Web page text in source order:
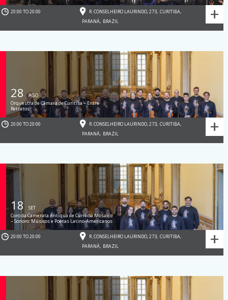
+
20:00 TO 20:00 R. CONSELHEIRO LAURINDO, 273, CURITIBA,
PARANÁ, BRAZIL
28
AGO
Orquestra de Câmara de Curitiba – Entre
Retratos
+
20:00 TO 20:00 R. CONSELHEIRO LAURINDO, 273, CURITIBA,
PARANÁ, BRAZIL
18
SET
Coro da Camerata Antiqua de Curitiba Mosaico
– Sonoro: Músicos e Poetas Latino-Americanos
+
20:00 TO 20:00 R. CONSELHEIRO LAURINDO, 273, CURITIBA,
PARANÁ, BRAZIL